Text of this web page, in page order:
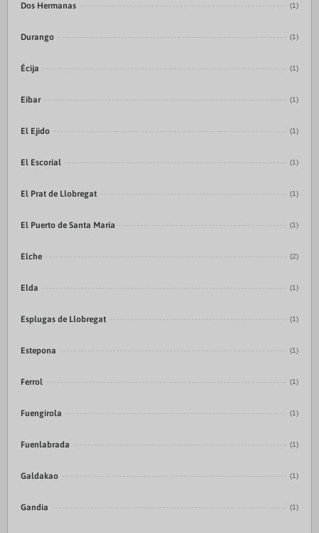
Dos Hermanas (1)
Durango (1)
Écija (1)
Eibar (1)
El Ejido (1)
El Escorial (1)
El Prat de Llobregat (1)
El Puerto de Santa María (1)
Elche (2)
Elda (1)
Esplugas de Llobregat (1)
Estepona (1)
Ferrol (1)
Fuengirola (1)
Fuenlabrada (1)
Galdakao (1)
Gandia (1)